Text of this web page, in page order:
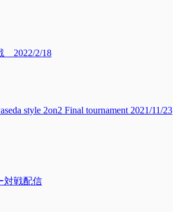
2022/2/18
style 2on2 Final tournament 2021/11/23
対戦配信